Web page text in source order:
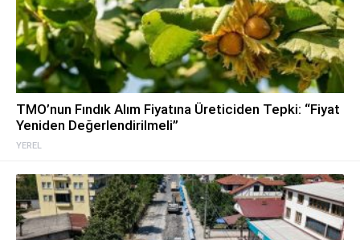
YEREL
TMO’nun Fındık Alım Fiyatına Üreticiden Tepki: “Fiyat
Yeniden Değerlendirilmeli”